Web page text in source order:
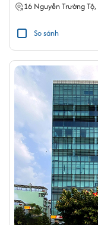
16 Nguyễn Trường Tộ,
So sánh